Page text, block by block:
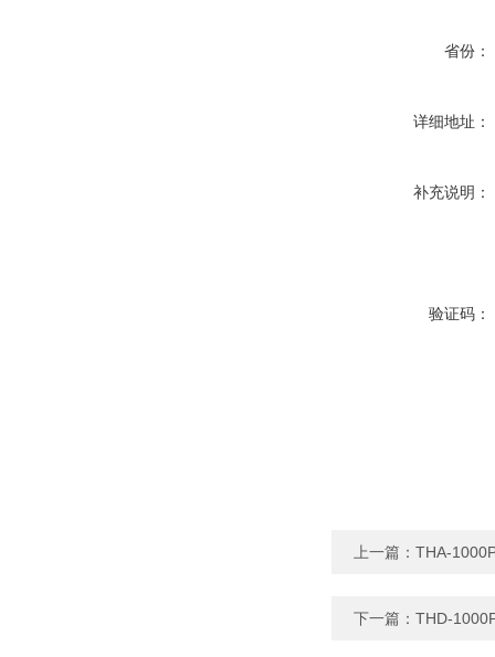
省份：
详细地址：
补充说明：
验证码：
上一篇： THA-
下一篇： THD-